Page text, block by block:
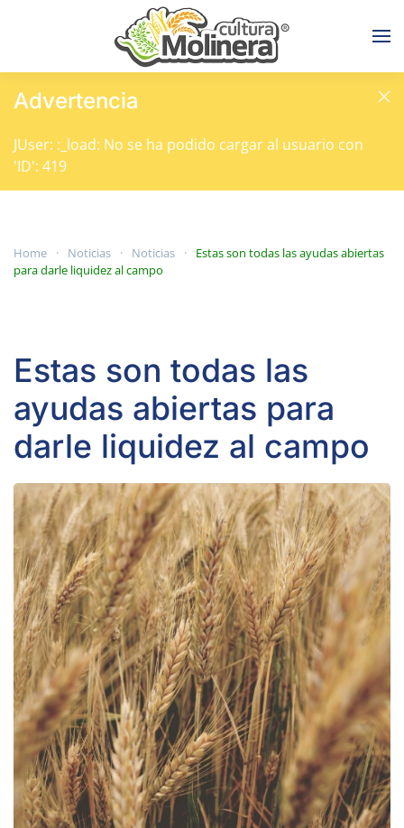
Skip to main content
Advertencia
JUser: :_load: No se ha podido cargar al usuario con
'ID': 419
Home Noticias Noticias
Estas son todas las ayudas abiertas
para darle liquidez al campo
Estas son todas las
ayudas abiertas para
darle liquidez al campo